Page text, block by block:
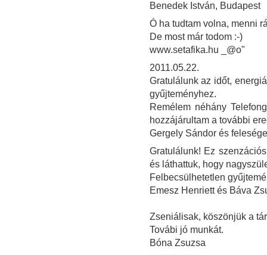
Benedek István, Budapest
Ó ha tudtam volna, menni
De most már todom :-)
www.setafika.hu _@o"
2011.05.22.
Gratulálunk az időt,
gyűjteményhez.
Remélem néhány
hozzájárultam a további
Gergely Sándor és felesége
Gratulálunk! Ez
és láthattuk, hogy
Felbecsülhetetlen
Emesz Henriett és Báva
Zseniálisak, köszönjük a
Továbi jó munkát.
Bóna Zsuzsa